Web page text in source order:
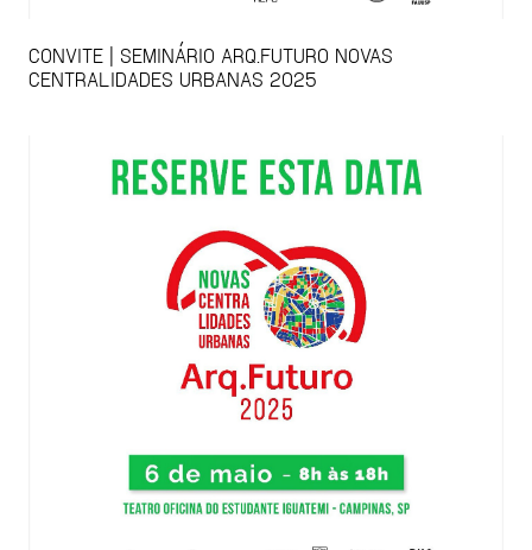
CONVITE | SEMINÁRIO ARQ.FUTURO NOVAS
CENTRALIDADES URBANAS 2025